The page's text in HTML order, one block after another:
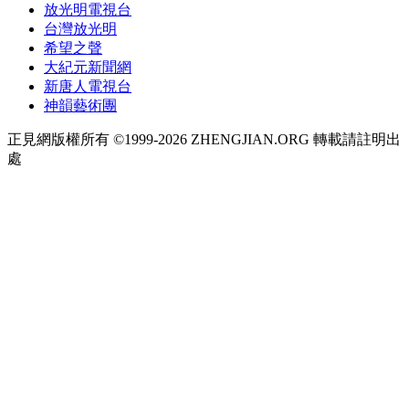
放光明電視台
台灣放光明
希望之聲
大紀元新聞網
新唐人電視台
神韻藝術團
正見網版權所有 ©1999-2026 ZHENGJIAN.ORG 轉載請註明出
處